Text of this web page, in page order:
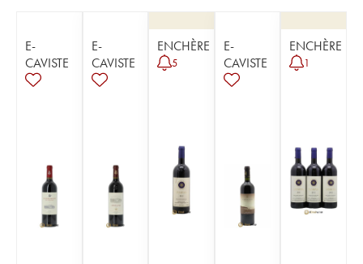
E-
CAVISTE
E-
CAVISTE
ENCHÈRE
5
E-
CAVISTE
ENCHÈRE
1